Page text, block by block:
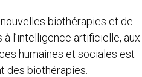
biothérapies et de
l’intelligence artificielle, aux
humaines et sociales est
des biothérapies.